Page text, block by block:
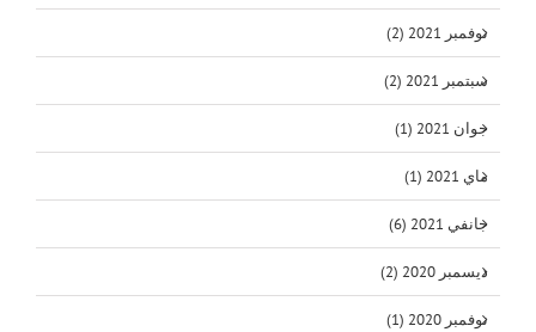
نوفمبر 2021 (2)
سبتمبر 2021 (2)
جوان 2021 (1)
ماي 2021 (1)
جانفي 2021 (6)
ديسمبر 2020 (2)
نوفمبر 2020 (1)